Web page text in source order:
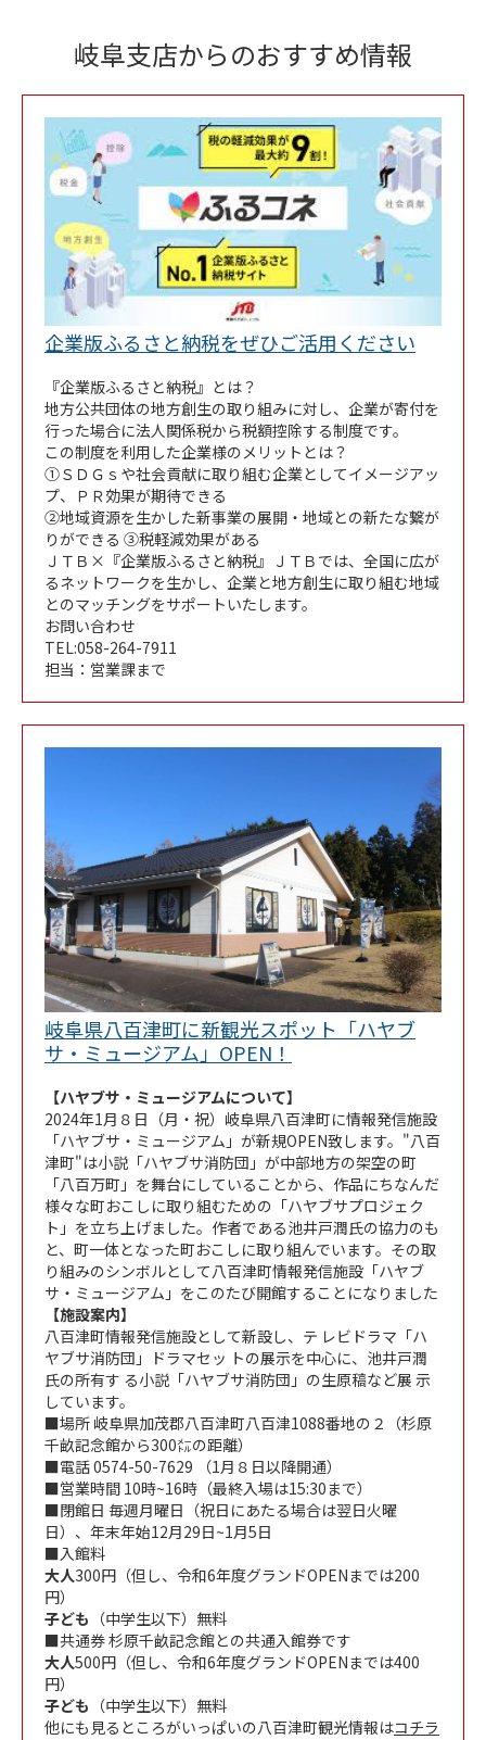
岐阜支店からのおすすめ情報
企業版ふるさと納税をぜひご活用ください
『企業版ふるさと納税』とは？
地方公共団体の地方創生の取り組みに対し、企業が寄付を
行った場合に法人関係税から税額控除する制度です。
この制度を利用した企業様のメリットとは？
①ＳＤＧｓや社会貢献に取り組む企業としてイメージアッ
プ、ＰＲ効果が期待できる
②地域資源を生かした新事業の展開・地域との新たな繋が
りができる ③税軽減効果がある
ＪＴＢ×『企業版ふるさと納税』ＪＴＢでは、全国に広が
るネットワークを生かし、企業と地方創生に取り組む地域
とのマッチングをサポートいたします。
お問い合わせ
TEL:058-264-7911
担当：営業課まで
岐阜県八百津町に新観光スポット「ハヤブ
サ・ミュージアム」OPEN！
【ハヤブサ・ミュージアムについて】
2024年1月８日（月・祝）岐阜県八百津町に情報発信施設
「ハヤブサ・ミュージアム」が新規OPEN致します。"八百
津町"は小説「ハヤブサ消防団」が中部地方の架空の町
「八百万町」を舞台にしていることから、作品にちなんだ
様々な町おこしに取り組むための「ハヤブサプロジェク
ト」を立ち上げました。作者である池井戸潤氏の協力のも
と、町一体となった町おこしに取り組んでいます。その取
り組みのシンボルとして八百津町情報発信施設「ハヤブ
サ・ミュージアム」をこのたび開館することになりました
【施設案内】
八百津町情報発信施設として新設し、テ レビドラマ「ハ
ヤブサ消防団」ドラマセッ トの展示を中心に、池井戸潤
氏の所有す る小説「ハヤブサ消防団」の生原稿など展 示
しています。
■場所 岐阜県加茂郡八百津町八百津1088番地の２（杉原
千畝記念館から300㍍の距離）
■電話 0574-50-7629 （1月８日以降開通）
■営業時間 10時~16時（最終入場は15:30まで）
■閉館日 毎週月曜日（祝日にあたる場合は翌日火曜
日）、年末年始12月29日~1月5日
■入館料
大人300円（但し、令和6年度グランドOPENまでは200
円）
子ども （中学生以下）無料
■共通券 杉原千畝記念館との共通入館券です
大人500円（但し、令和6年度グランドOPENまでは400
円）
子ども （中学生以下）無料
他にも見るところがいっぱいの八百津町観光情報はコチラ